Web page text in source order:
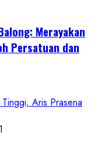
Merayakan
Persatuan dan
Aris Prasena